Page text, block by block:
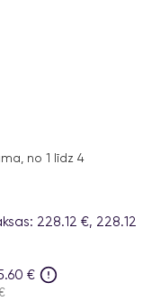
no 1 līdz 4
228.12 €, 228.12
€